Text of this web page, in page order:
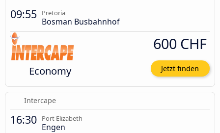
09:55 Pretoria
Bosman Busbahnhof
Economy
600 CHF
Jetzt finden
Intercape
16:30 Port Elizabeth
Engen